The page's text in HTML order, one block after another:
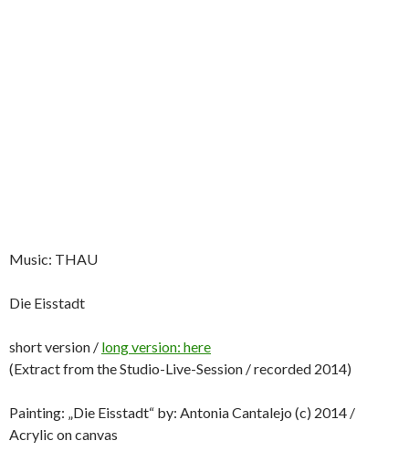
Music: THAU
Die Eisstadt
short version / long version: here
(Extract from the Studio-Live-Session / recorded 2014)
Painting: „Die Eisstadt“ by: Antonia Cantalejo (c) 2014 /
Acrylic on canvas